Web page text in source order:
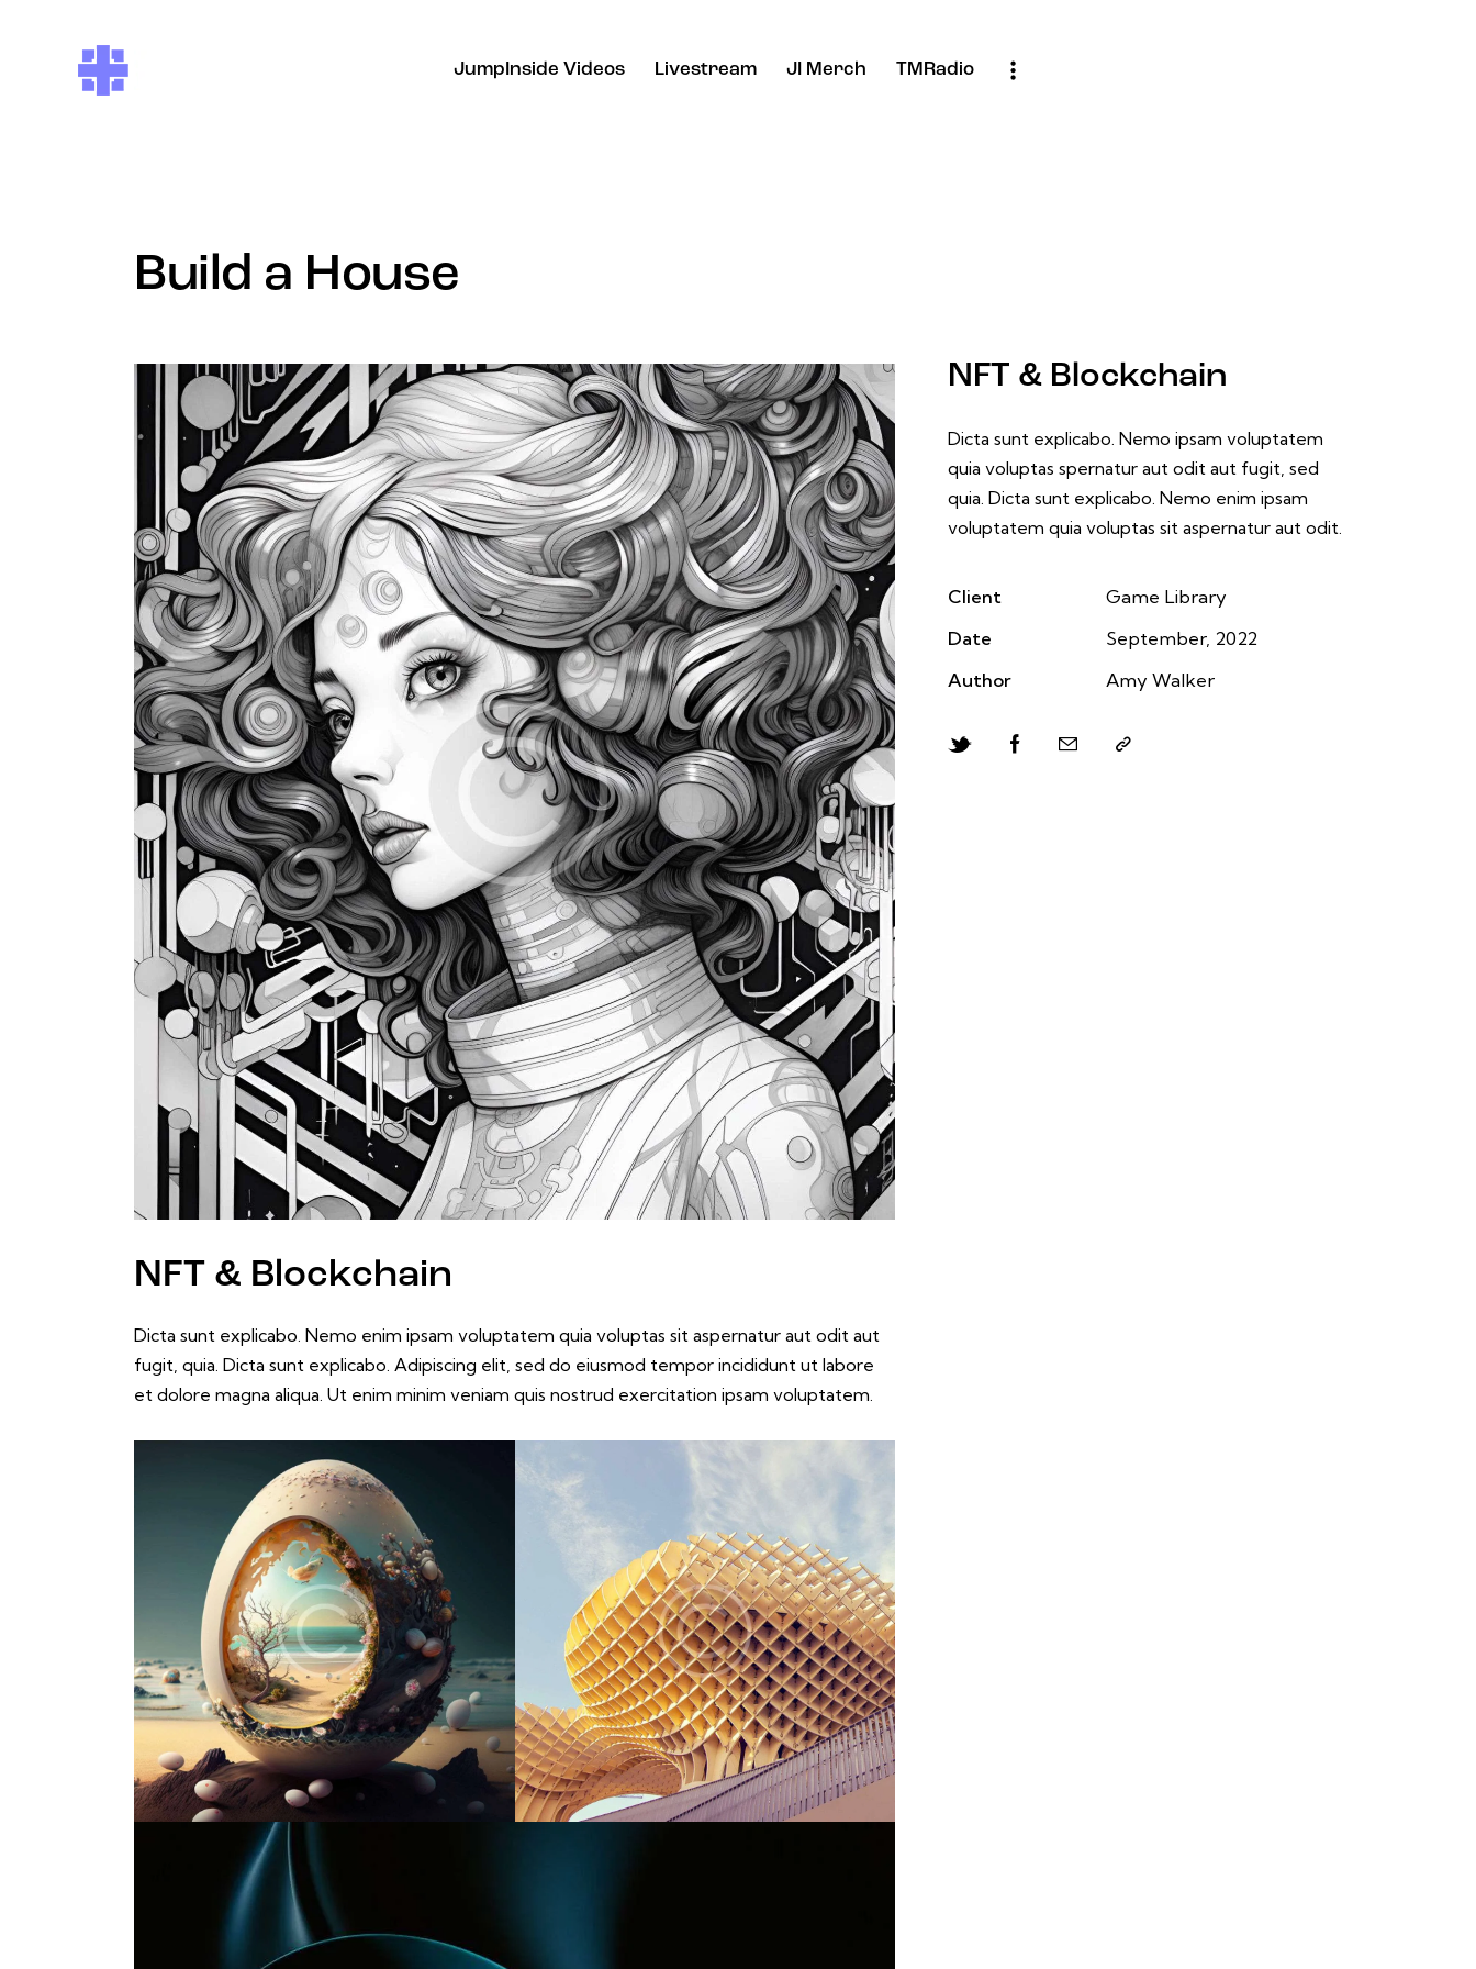
JumpInside Videos Livestream JI Merch TMRadio
Build a House
NFT & Blockchain
Dicta sunt explicabo. Nemo enim ipsam voluptatem quia voluptas sit aspernatur aut odit aut
fugit, quia. Dicta sunt explicabo. Adipiscing elit, sed do eiusmod tempor incididunt ut labore
et dolore magna aliqua. Ut enim minim veniam quis nostrud exercitation ipsam voluptatem.
NFT & Blockchain
Dicta sunt explicabo. Nemo ipsam voluptatem
quia voluptas spernatur aut odit aut fugit, sed
quia. Dicta sunt explicabo. Nemo enim ipsam
voluptatem quia voluptas sit aspernatur aut odit.
Client
Game Library
Date
September, 2022
Author
Amy Walker